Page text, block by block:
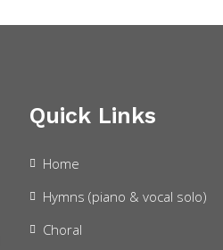
Quick Links
Home
Hymns (piano & vocal solo)
Choral